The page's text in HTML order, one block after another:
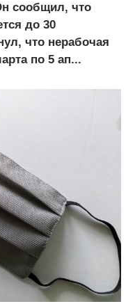
сообщил, что
до 30
что нерабочая
по 5 ап...